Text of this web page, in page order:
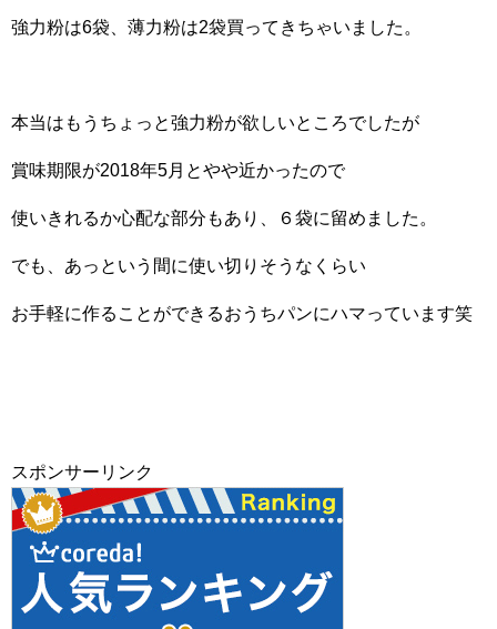
強力粉は6袋、薄力粉は2袋買ってきちゃいました。
本当はもうちょっと強力粉が欲しいところでしたが
賞味期限が2018年5月とやや近かったので
使いきれるか心配な部分もあり、６袋に留めました。
でも、あっという間に使い切りそうなくらい
お手軽に作ることができるおうちパンにハマっています笑
スポンサーリンク